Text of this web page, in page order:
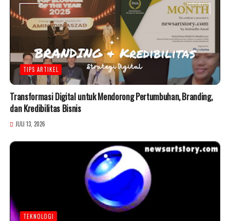
TIPS ARTIKEL
Transformasi Digital untuk Mendorong Pertumbuhan, Branding,
dan Kredibilitas Bisnis
JULI 13, 2026
TEKNOLOGI